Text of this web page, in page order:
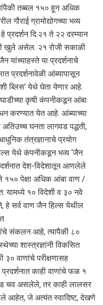
तब्बल १५० हून अधिक
गौराई ग्रामोद्योगच्या भव्य
प्रदर्शन दि.२१ ते २२ दरम्यान
खुले असेल. २१ रोजी सकाळी
यांच्याहस्ते या प्रदर्शनाचे
प्रदर्शनावेळी आंब्यापासून
ब्लिस’ येथे घेता येणार आहे.
कृषी कंपनीकडून आंबा
करण्यात येत आहे. आंब्याच्या
अतिउच्च घनता लागवड पद्धती,
तंत्रज्ञानाचे प्रयोग
येथे कंपनीकडून भव्य ‘जैन
देश-विदेशातून आणलेले
पेक्षा अधिक आंबा वाण /
१० विदेशी व ३० नवे
हे सर्व वाण जैन हिल्स येथील
संकलन आहे, त्यापैकी ८०
शास्त्रज्ञांनी विकसित
वाणांचे परीक्षणासह
काही वाणांचे फळ १
चव असलेले, तर काही लालसर
आहेत, जे अत्यंत स्वादिष्ट, देखणे